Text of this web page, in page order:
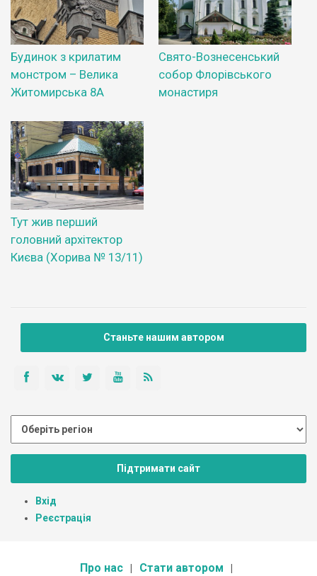
Будинок з крилатим
монстром – Велика
Житомирська 8А
Свято-Вознесенський
собор Флорівського
монастиря
Тут жив перший
головний архітектор
Києва (Хорива № 13/11)
Станьте нашим автором
Підтримати сайт
Вхід
Реєстрація
Про нас Стати автором